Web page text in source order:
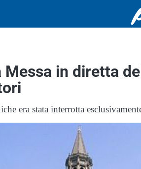
in diretta
era stata interrotta